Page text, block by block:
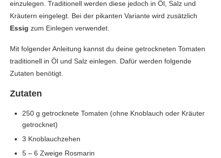
einzulegen. Traditionell werden diese jedoch in Öl, Salz und
Kräutern eingelegt. Bei der pikanten Variante wird zusätzlich
Essig zum Einlegen verwendet.
Mit folgender Anleitung kannst du deine getrockneten Tomaten
traditionell in Öl und Salz einlegen. Dafür werden folgende
Zutaten benötigt.
Zutaten
250 g getrocknete Tomaten (ohne Knoblauch oder Kräuter
getrocknet)
3 Knoblauchzehen
5 – 6 Zweige Rosmarin